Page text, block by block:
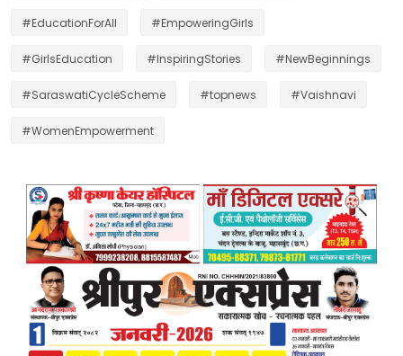
#EducationForAll #EmpoweringGirls
#GirlsEducation #InspiringStories #NewBeginnings
#SaraswatiCycleScheme #topnews #Vaishnavi
#WomenEmpowerment